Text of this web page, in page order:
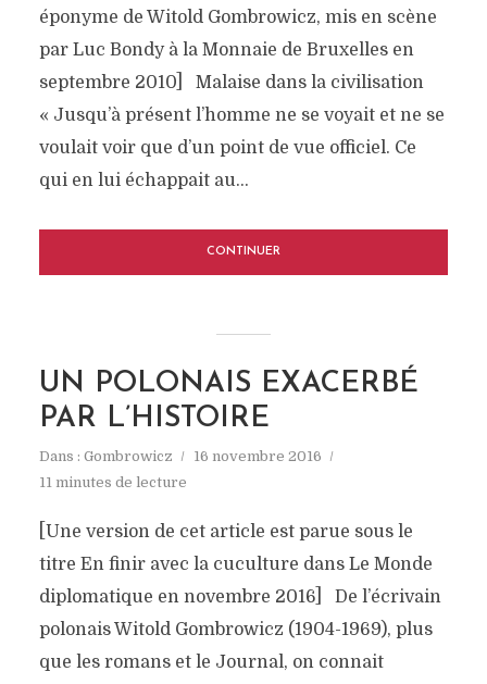
éponyme de Witold Gombrowicz, mis en scène
par Luc Bondy à la Monnaie de Bruxelles en
septembre 2010] Malaise dans la civilisation
« Jusqu’à présent l’homme ne se voyait et ne se
voulait voir que d’un point de vue officiel. Ce
qui en lui échappait au...
CONTINUER
UN POLONAIS EXACERBÉ
PAR L’HISTOIRE
Dans : Gombrowicz
16 novembre 2016
11 minutes de lecture
[Une version de cet article est parue sous le
titre En finir avec la cuculture dans Le Monde
diplomatique en novembre 2016] De l’écrivain
polonais Witold Gombrowicz (1904-1969), plus
que les romans et le Journal, on connait